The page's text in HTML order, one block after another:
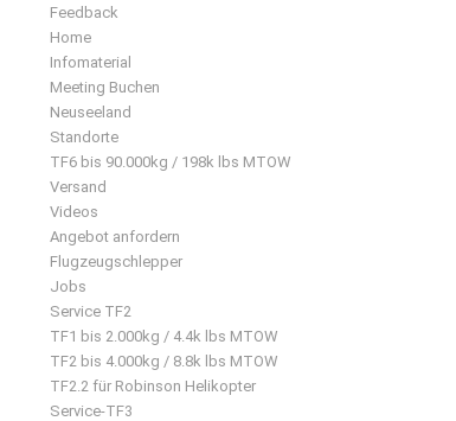
Feedback
Home
Infomaterial
Meeting Buchen
Neuseeland
Standorte
TF6 bis 90.000kg / 198k lbs MTOW
Versand
Videos
Angebot anfordern
Flugzeugschlepper
Jobs
Service TF2
TF1 bis 2.000kg / 4.4k lbs MTOW
TF2 bis 4.000kg / 8.8k lbs MTOW
TF2.2 für Robinson Helikopter
Service-TF3